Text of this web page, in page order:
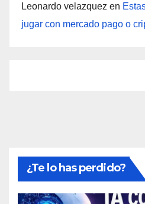
Leonardo velazquez en
jugar con mercado pago o
¿Te lo has perdido?